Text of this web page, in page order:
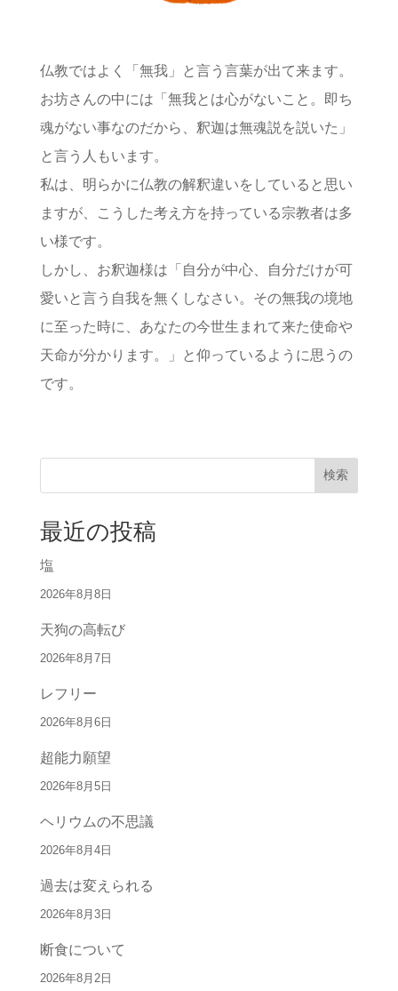
仏教ではよく「無我」と言う言葉が出て来ます。
お坊さんの中には「無我とは心がないこと。即ち
魂がない事なのだから、釈迦は無魂説を説いた」
と言う人もいます。
私は、明らかに仏教の解釈違いをしていると思い
ますが、こうした考え方を持っている宗教者は多
い様です。
しかし、お釈迦様は「自分が中心、自分だけが可
愛いと言う自我を無くしなさい。その無我の境地
に至った時に、あなたの今世生まれて来た使命や
天命が分かります。」と仰っているように思うの
です。
検索
最近の投稿
塩
2026年8月8日
天狗の高転び
2026年8月7日
レフリー
2026年8月6日
超能力願望
2026年8月5日
ヘリウムの不思議
2026年8月4日
過去は変えられる
2026年8月3日
断食について
2026年8月2日